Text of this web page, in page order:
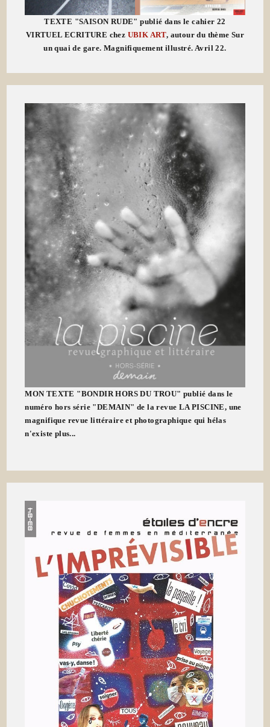
TEXTE "SAISON RUDE" publié dans le cahier 22
VIRTUEL ECRITURE chez UBIK ART, autour du thème Sur
un quai de gare. Magnifiquement illustré. Avril 22.
MON TEXTE "BONDIR HORS DU TROU" publié dans le
numéro hors série "DEMAIN" de la revue LA PISCINE, une
magnifique revue littéraire et photographique qui hélas
n'existe plus...